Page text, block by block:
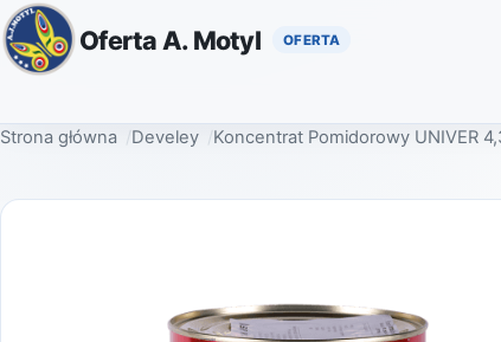
Oferta A. Motyl
Strona główna Develey Koncentrat Pomidorowy UNIVER